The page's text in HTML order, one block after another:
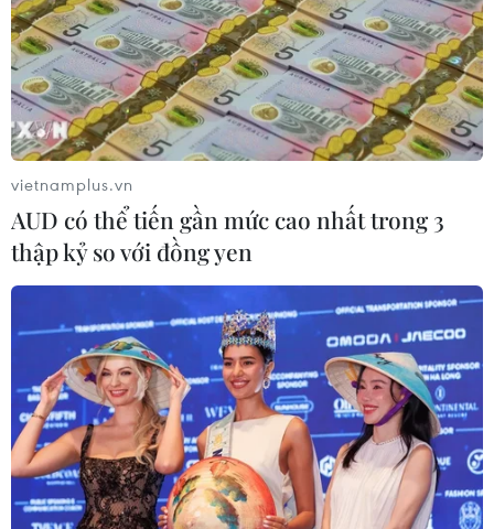
vietnamplus.vn
AUD có thể tiến gần mức cao nhất trong 3
thập kỷ so với đồng yen